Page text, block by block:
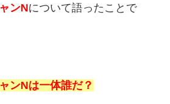
ンNについて語ったことで
ンNは一体誰だ？